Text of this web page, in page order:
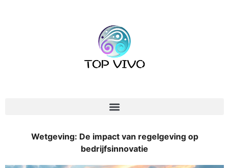
Wetgeving: De impact van regelgeving op
bedrijfsinnovatie